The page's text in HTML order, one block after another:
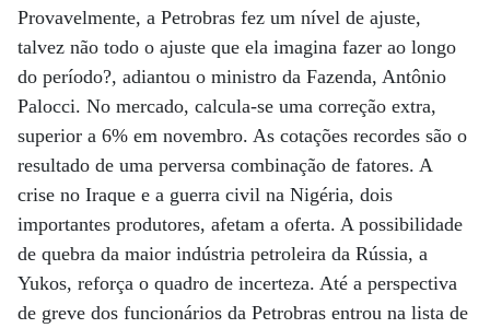
Provavelmente, a Petrobras fez um nível de ajuste,
talvez não todo o ajuste que ela imagina fazer ao longo
do período?, adiantou o ministro da Fazenda, Antônio
Palocci. No mercado, calcula-se uma correção extra,
superior a 6% em novembro. As cotações recordes são o
resultado de uma perversa combinação de fatores. A
crise no Iraque e a guerra civil na Nigéria, dois
importantes produtores, afetam a oferta. A possibilidade
de quebra da maior indústria petroleira da Rússia, a
Yukos, reforça o quadro de incerteza. Até a perspectiva
de greve dos funcionários da Petrobras entrou na lista de